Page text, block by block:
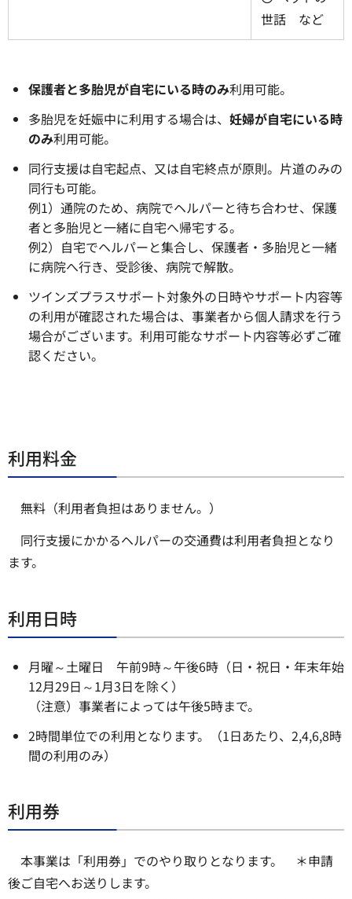
世話 など
保護者と多胎児が自宅にいる時のみ利用可能。
多胎児を妊娠中に利用する場合は、 妊婦が自宅にいる時
のみ利用可能。
同行支援は自宅起点、又は自宅終点が原則。片道のみの
同行も可能。
例1）通院のため、病院でヘルパーと待ち合わせ、保護
者と多胎児と一緒に自宅へ帰宅する。
例2）自宅でヘルパーと集合し、保護者・多胎児と一緒
に病院へ行き、受診後、病院で解散。
ツインズプラスサポート対象外の日時やサポート内容等
の利用が確認された場合は、事業者から個人請求を行う
場合がございます。利用可能なサポート内容等必ずご確
認ください。
利用料金
無料（利用者負担はありません。）
同行支援にかかるヘルパーの交通費は利用者負担となり
ます。
利用日時
月曜～土曜日 午前9時～午後6時（日・祝日・年末年始
12月29日～1月3日を除く）
（注意）事業者によっては午後5時まで。
2時間単位での利用となります。（1日あたり、2,4,6,8時
間の利用のみ）
利用券
本事業は「利用券」でのやり取りとなります。 ＊申請
後ご自宅へお送りします。